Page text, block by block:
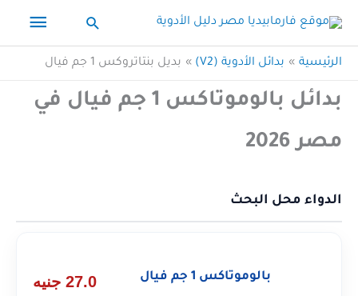
المحتوى
البحث
الرئيسية بدائل الأدوية (V2) بديل بنتاتروكس 1 جم فيال
بدائل بالوموتاكس 1 جم فيال في
مصر 2026
الدواء محل البحث
بالوموتاكس 1 جم فيال 27.0 جنيه